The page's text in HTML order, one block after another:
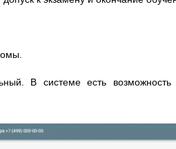
В системе есть